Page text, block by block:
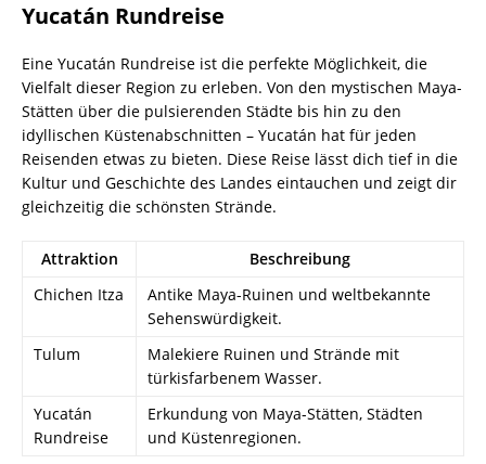
Yucatán Rundreise
Eine Yucatán Rundreise ist die perfekte Möglichkeit, die
Vielfalt dieser Region zu erleben. Von den mystischen Maya-
Stätten über die pulsierenden Städte bis hin zu den
idyllischen Küstenabschnitten – Yucatán hat für jeden
Reisenden etwas zu bieten. Diese Reise lässt dich tief in die
Kultur und Geschichte des Landes eintauchen und zeigt dir
gleichzeitig die schönsten Strände.
Attraktion
Beschreibung
Chichen Itza
Antike Maya-Ruinen und weltbekannte
Sehenswürdigkeit.
Tulum
Malekiere Ruinen und Strände mit
türkisfarbenem Wasser.
Yucatán
Rundreise
Erkundung von Maya-Stätten, Städten
und Küstenregionen.